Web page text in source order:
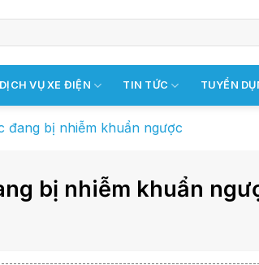
DỊCH VỤ XE ĐIỆN TIN TỨC TUYỂN
đang bị nhiễm khuẩn ngược
bị nhiễm khuẩn